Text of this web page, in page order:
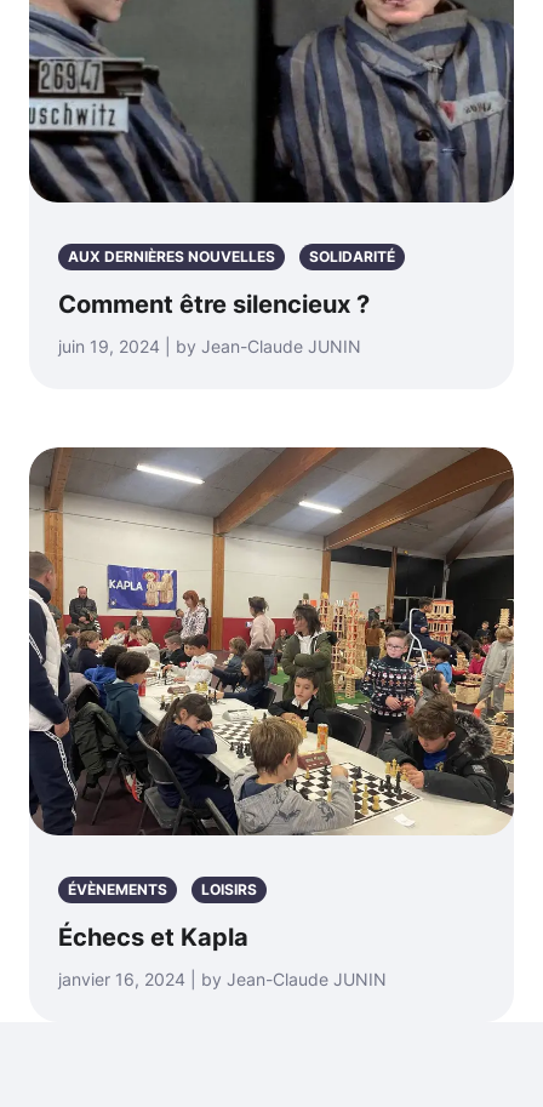
AUX DERNIÈRES NOUVELLES SOLIDARITÉ
Comment être silencieux ?
juin 19, 2024 | by Jean-Claude JUNIN
ÉVÈNEMENTS LOISIRS
Échecs et Kapla
janvier 16, 2024 | by Jean-Claude JUNIN